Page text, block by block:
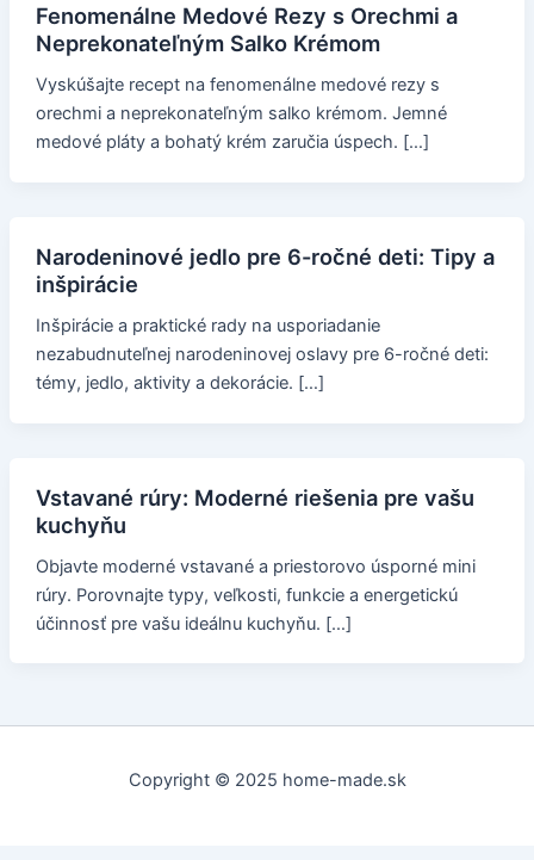
Fenomenálne Medové Rezy s Orechmi a
Neprekonateľným Salko Krémom
Vyskúšajte recept na fenomenálne medové rezy s
orechmi a neprekonateľným salko krémom. Jemné
medové pláty a bohatý krém zaručia úspech. […]
Narodeninové jedlo pre 6-ročné deti: Tipy a
inšpirácie
Inšpirácie a praktické rady na usporiadanie
nezabudnuteľnej narodeninovej oslavy pre 6-ročné deti:
témy, jedlo, aktivity a dekorácie. […]
Vstavané rúry: Moderné riešenia pre vašu
kuchyňu
Objavte moderné vstavané a priestorovo úsporné mini
rúry. Porovnajte typy, veľkosti, funkcie a energetickú
účinnosť pre vašu ideálnu kuchyňu. […]
Copyright © 2025 home-made.sk